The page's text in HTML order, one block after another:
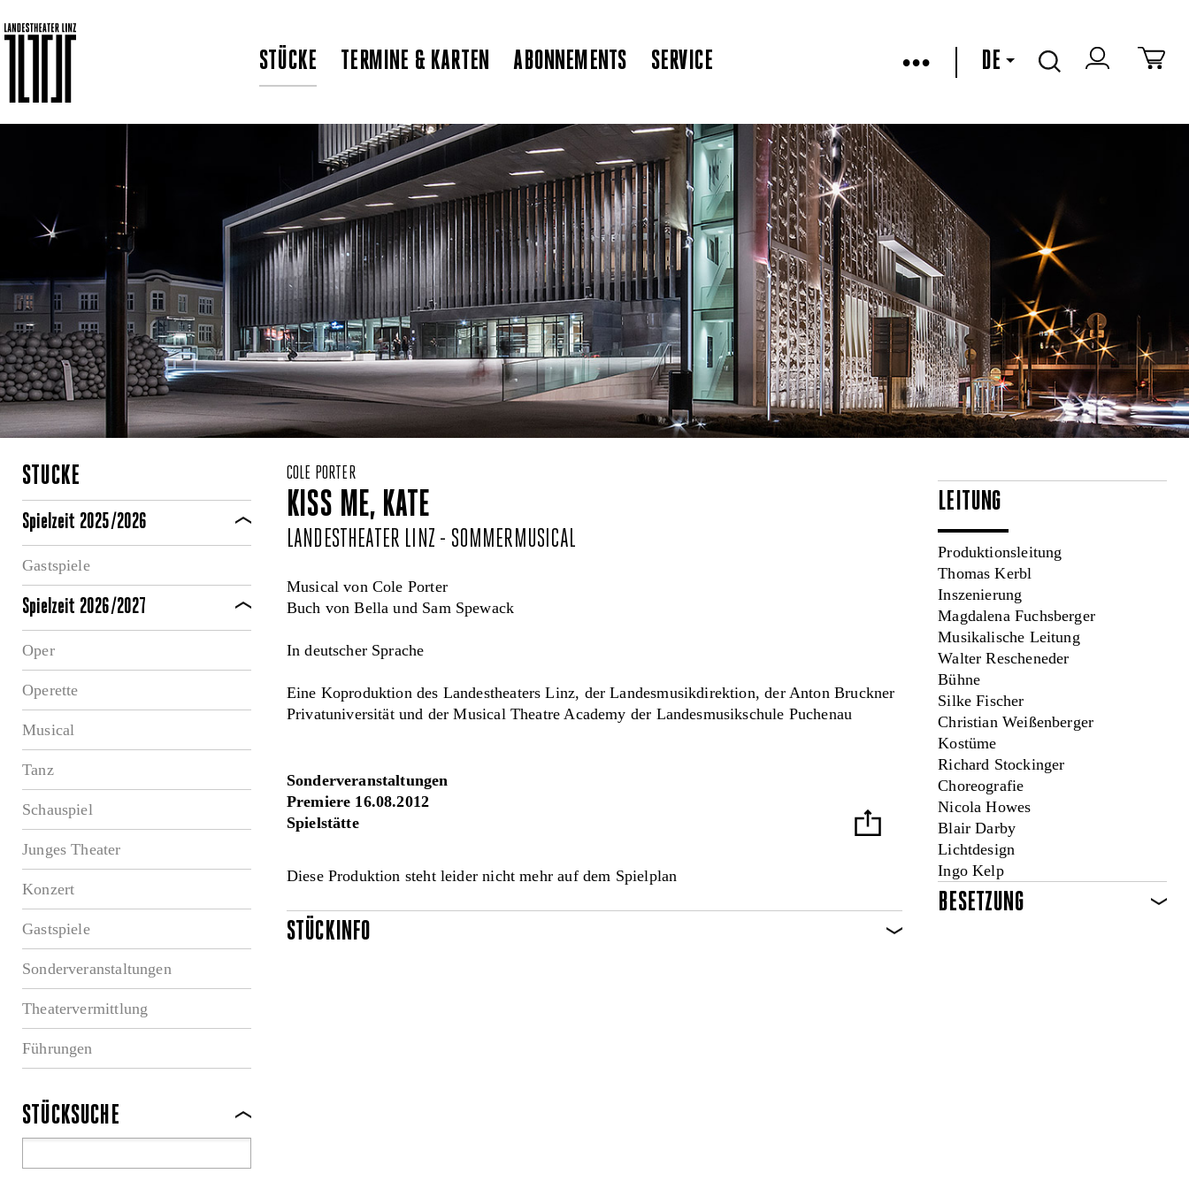
STÜCKE TERMINE & KARTEN ABONNEMENTS SERVICE ••• DE
STÜCKE
Spielzeit 2025/2026
Gastspiele
Spielzeit 2026/2027
Oper
Operette
Musical
Tanz
Schauspiel
Junges Theater
Konzert
Gastspiele
Sonderveranstaltungen
Theatervermittlung
Führungen
STÜCKSUCHE
COLE PORTER
KISS ME, KATE
LANDESTHEATER LINZ - SOMMERMUSICAL
Musical von Cole Porter
Buch von Bella und Sam Spewack
In deutscher Sprache
Eine Koproduktion des Landestheaters Linz, der Landesmusikdirektion, der Anton Bruckner
Privatuniversität und der Musical Theatre Academy der Landesmusikschule Puchenau
Sonderveranstaltungen
Premiere 16.08.2012
Spielstätte
Diese Produktion steht leider nicht mehr auf dem Spielplan
STÜCKINFO
LEITUNG
Produktionsleitung
Thomas Kerbl
Inszenierung
Magdalena Fuchsberger
Musikalische Leitung
Walter Rescheneder
Bühne
Silke Fischer
Christian Weißenberger
Kostüme
Richard Stockinger
Choreografie
Nicola Howes
Blair Darby
Lichtdesign
Ingo Kelp
BESETZUNG